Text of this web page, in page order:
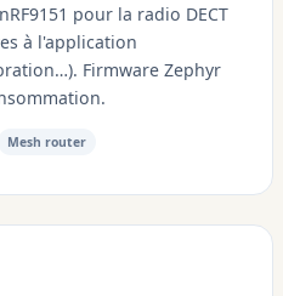
pour la radio DECT
à l'application
Firmware Zephyr
Mesh router